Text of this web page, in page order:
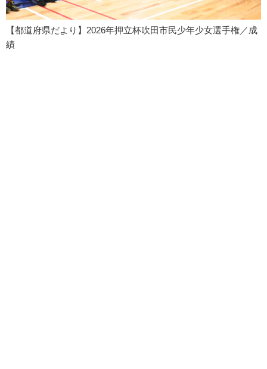
【都道府県だより】2026年押立杯吹田市民少年少女選手権／成
績